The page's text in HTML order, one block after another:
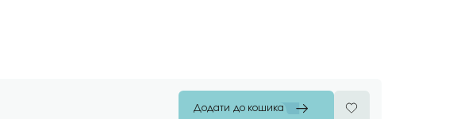
Додати до кошика